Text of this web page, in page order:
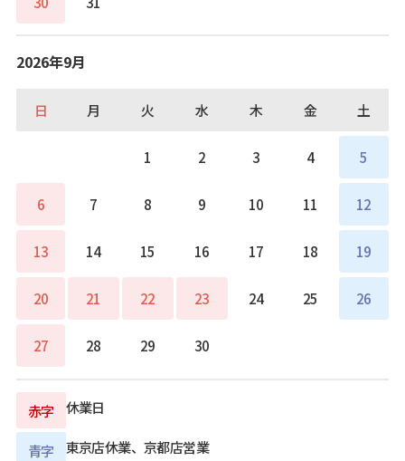
2026年9月
日 月 火 水 木 金 土
1 2 3 4 5
6 7 8 9 10 11 12
13 14 15 16 17 18 19
20 21 22 23 24 25 26
27 28 29 30
赤字 休業日
青字 東京店休業、京都店営業